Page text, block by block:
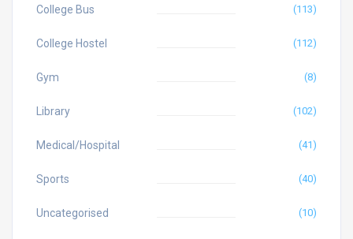
College Bus (113)
College Hostel (112)
Gym (8)
Library (102)
Medical/Hospital (41)
Sports (40)
Uncategorised (10)